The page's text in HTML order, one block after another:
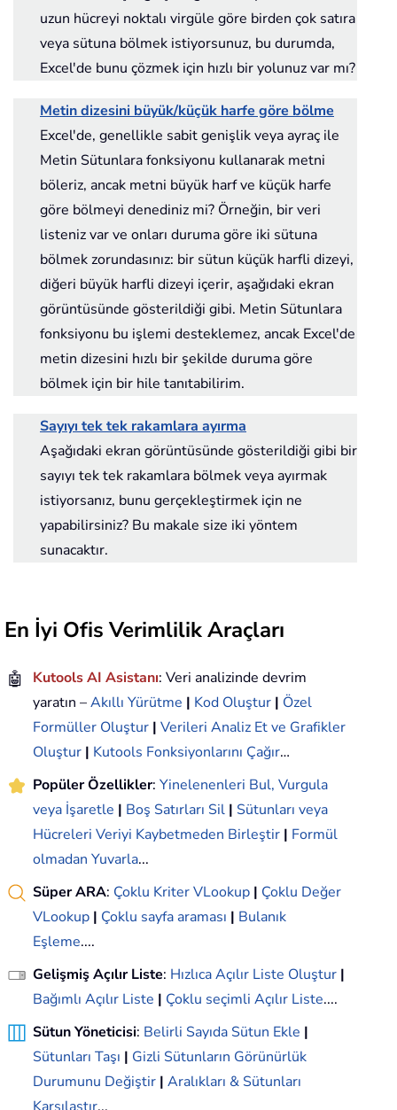
uzun hücreyi noktalı virgüle göre birden çok satıra
veya sütuna bölmek istiyorsunuz, bu durumda,
Excel'de bunu çözmek için hızlı bir yolunuz var mı?
Metin dizesini büyük/küçük harfe göre bölme
Excel'de, genellikle sabit genişlik veya ayraç ile
Metin Sütunlara fonksiyonu kullanarak metni
böleriz, ancak metni büyük harf ve küçük harfe
göre bölmeyi denediniz mi? Örneğin, bir veri
listeniz var ve onları duruma göre iki sütuna
bölmek zorundasınız: bir sütun küçük harfli dizeyi,
diğeri büyük harfli dizeyi içerir, aşağıdaki ekran
görüntüsünde gösterildiği gibi. Metin Sütunlara
fonksiyonu bu işlemi desteklemez, ancak Excel'de
metin dizesini hızlı bir şekilde duruma göre
bölmek için bir hile tanıtabilirim.
Sayıyı tek tek rakamlara ayırma
Aşağıdaki ekran görüntüsünde gösterildiği gibi bir
sayıyı tek tek rakamlara bölmek veya ayırmak
istiyorsanız, bunu gerçekleştirmek için ne
yapabilirsiniz? Bu makale size iki yöntem
sunacaktır.
En İyi Ofis Verimlilik Araçları
🤖 Kutools AI Asistanı: Veri analizinde devrim
yaratın –Akıllı Yürütme | Kod Oluştur | Özel
Formüller Oluştur | Verileri Analiz Et ve Grafikler
Oluştur | Kutools Fonksiyonlarını Çağır…
Popüler Özellikler: Yinelenenleri Bul, Vurgula
veya İşaretle | Boş Satırları Sil | Sütunları veya
Hücreleri Veriyi Kaybetmeden Birleştir | Formül
olmadan Yuvarla...
Süper ARA: Çoklu Kriter VLookup | Çoklu Değer
VLookup | Çoklu sayfa araması | Bulanık
Eşleme....
Gelişmiş Açılır Liste: Hızlıca Açılır Liste Oluştur |
Bağımlı Açılır Liste | Çoklu seçimli Açılır Liste....
Sütun Yöneticisi: Belirli Sayıda Sütun Ekle |
Sütunları Taşı | Gizli Sütunların Görünürlük
Durumunu Değiştir | Aralıkları & Sütunları